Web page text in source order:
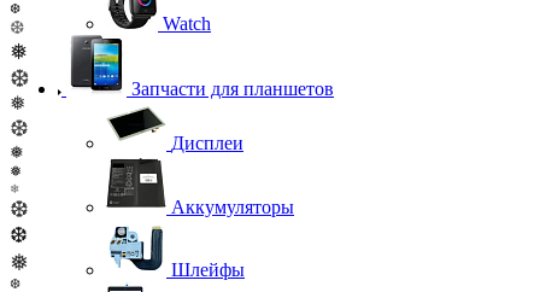
❆
❆
❅
❆
❅
❆
❅
❅
❄
❆
❆
❅
❆
Watch
Запчасти для планшетов
Дисплеи
Аккумуляторы
Шлейфы